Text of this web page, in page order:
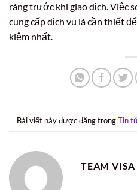
ràng trước khi giao dịch. Việc
cung cấp dịch vụ là cần thiết
kiệm nhất.
Bài viết này được đăng trongTin
TEAM